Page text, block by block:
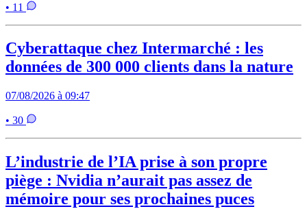
• 11
Cyberattaque chez Intermarché : les
données de 300 000 clients dans la nature
07/08/2026 à 09:47
• 30
L’industrie de l’IA prise à son propre
piège : Nvidia n’aurait pas assez de
mémoire pour ses prochaines puces